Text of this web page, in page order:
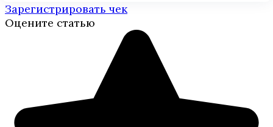
Зарегистрировать чек
Оцените статью